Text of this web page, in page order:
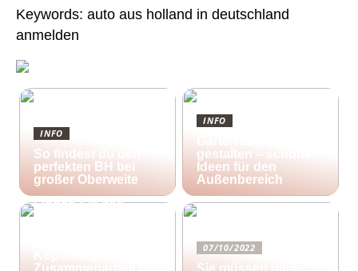
Keywords: auto aus holland in deutschland
anmelden
INFO
So findest du den
perfekten BH bei
großer Oberweite
INFO
gestalten – schöne
Ideen für den
Außenbereich
25/10/2022
Finden Sie das
07/10/2022